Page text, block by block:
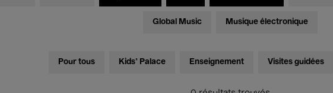
Global Music Musique électronique
Pour tous Kids’ Palace Enseignement Visites guidées